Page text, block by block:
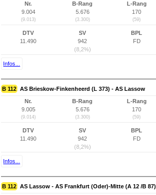
Nr.
9.004
(9.013)
B-Rang
5.676
(3.300)
L-Rang
170
(59)
DTV
11.490
SV
942
(8,2%)
BPL
FD
Infos...
B 112 AS Brieskow-Finkenheerd (L 373) - AS Lassow
Nr.
9.005
(9.014)
B-Rang
5.676
(3.300)
L-Rang
170
(59)
DTV
11.490
SV
942
(8,2%)
BPL
FD
Infos...
B 112 AS Lassow - AS Frankfurt (Oder)-Mitte (A 12 /B 87)